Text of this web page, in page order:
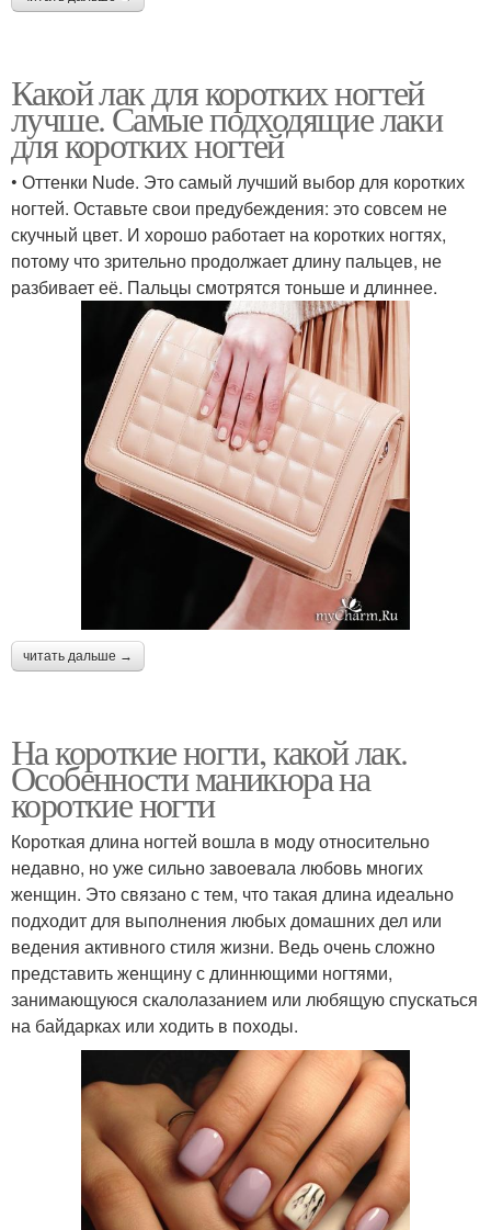
Какой лак для коротких ногтей
лучше. Самые подходящие лаки
для коротких ногтей
• Оттенки Nude. Это самый лучший выбор для коротких
ногтей. Оставьте свои предубеждения: это совсем не
скучный цвет. И хорошо работает на коротких ногтях,
потому что зрительно продолжает длину пальцев, не
разбивает её. Пальцы смотрятся тоньше и длиннее.
читать дальше →
На короткие ногти, какой лак.
Особенности маникюра на
короткие ногти
Короткая длина ногтей вошла в моду относительно
недавно, но уже сильно завоевала любовь многих
женщин. Это связано с тем, что такая длина идеально
подходит для выполнения любых домашних дел или
ведения активного стиля жизни. Ведь очень сложно
представить женщину с длиннющими ногтями,
занимающуюся скалолазанием или любящую спускаться
на байдарках или ходить в походы.